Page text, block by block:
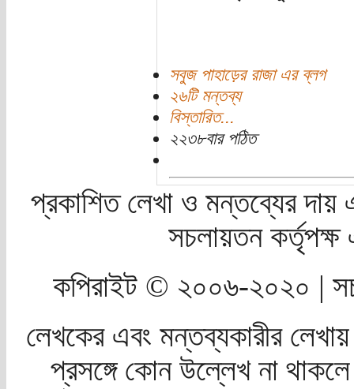
সবুজ পাহাড়ের রাজা এর ব্লগ
২৬টি মন্তব্য
বিস্তারিত...
২২৩৮বার পঠিত
প্রকাশিত লেখা ও মন্তব্যের দায়
সচলায়তন
কপিরাইট © ২০০৬-২০২০ |
লেখকের এবং মন্তব্যকারীর
প্রসঙ্গে কোন উল্লেখ না